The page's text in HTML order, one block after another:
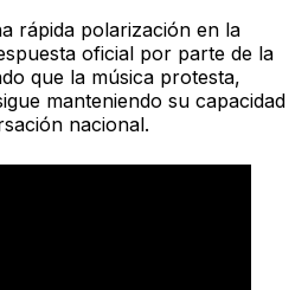
rápida polarización en la
oficial por parte de la
que la música protesta,
manteniendo su capacidad
nacional.